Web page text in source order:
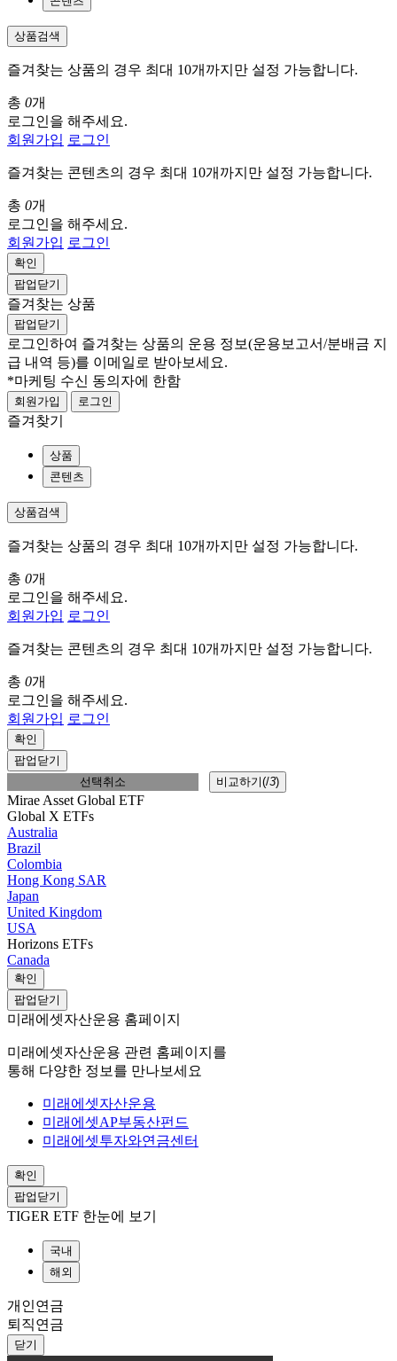
상품검색
즐겨찾는 상품의 경우 최대 10개까지만 설정 가능합니다.
총 0개
로그인을 해주세요.
회원가입 로그인
즐겨찾는 콘텐츠의 경우 최대 10개까지만 설정 가능합니다.
총 0개
로그인을 해주세요.
회원가입 로그인
확인
팝업닫기
즐겨찾는 상품
팝업닫기
로그인하여 즐겨찾는 상품의 운용 정보(운용보고서/분배금 지
급 내역 등)를 이메일로 받아보세요.
*마케팅 수신 동의자에 한함
회원가입 로그인
즐겨찾기
상품
콘텐츠
상품검색
즐겨찾는 상품의 경우 최대 10개까지만 설정 가능합니다.
총 0개
로그인을 해주세요.
회원가입 로그인
즐겨찾는 콘텐츠의 경우 최대 10개까지만 설정 가능합니다.
총 0개
로그인을 해주세요.
회원가입 로그인
확인
팝업닫기
선택취소
비교하기(/3)
Mirae Asset Global ETF
Global X ETFs
Australia
Brazil
Colombia
Hong Kong SAR
Japan
United Kingdom
USA
Horizons ETFs
Canada
확인
팝업닫기
미래에셋자산운용 홈페이지
미래에셋자산운용 관련 홈페이지를
통해 다양한 정보를 만나보세요
미래에셋자산운용
미래에셋AP부동산펀드
미래에셋투자와연금센터
확인
팝업닫기
TIGER ETF 한눈에 보기
국내
해외
개인연금
퇴직연금
닫기